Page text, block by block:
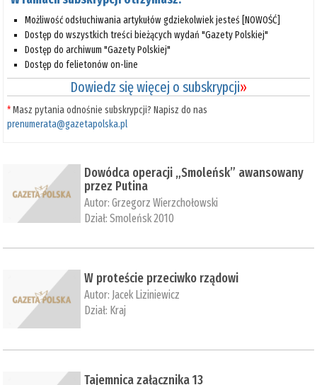
Możliwość odsłuchiwania artykułów gdziekolwiek jesteś [NOWOŚĆ]
Dostęp do wszystkich treści bieżących wydań "Gazety Polskiej"
Dostęp do archiwum "Gazety Polskiej"
Dostęp do felietonów on-line
Dowiedz się więcej o subskrypcji»
*Masz pytania odnośnie subskrypcji? Napisz do nas
prenumerata@gazetapolska.pl
Dowódca operacji „Smoleńsk” awansowany
przez Putina
Autor:Grzegorz Wierzchołowski
Dział:Smoleńsk 2010
W proteście przeciwko rządowi
Autor: Jacek Liziniewicz
Dział: Kraj
Tajemnica załącznika 13